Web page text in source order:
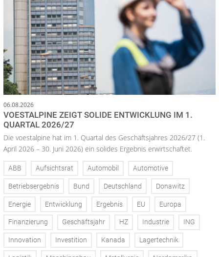
06.08.2026
VOESTALPINE ZEIGT SOLIDE ENTWICKLUNG IM 1.
QUARTAL 2026/27
Die voestalpine hat im 1. Quartal des Geschäftsjahres 2026/27 (1.
April 2026 – 30. Juni 2026) ein solides Ergebnis erwirtschaftet.
ABB Aufsichtsrat Automobil Automotive
Betriebsergebnis Bund Deutschland Donawitz
Energie Entwicklung Ergebnis EU Europa
Finanzierung Geschäftsjahr HZ Industrie ING
Innovation Investition Kanada Lagertechnik